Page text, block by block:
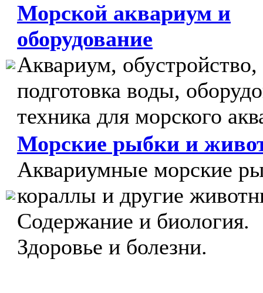
Морской аквариум и
оборудование
Аквариум, обустройство,
подготовка воды,
техника для морского
Морские рыбки и
Аквариумные морские
кораллы и другие
Содержание и биология.
Здоровье и болезни.